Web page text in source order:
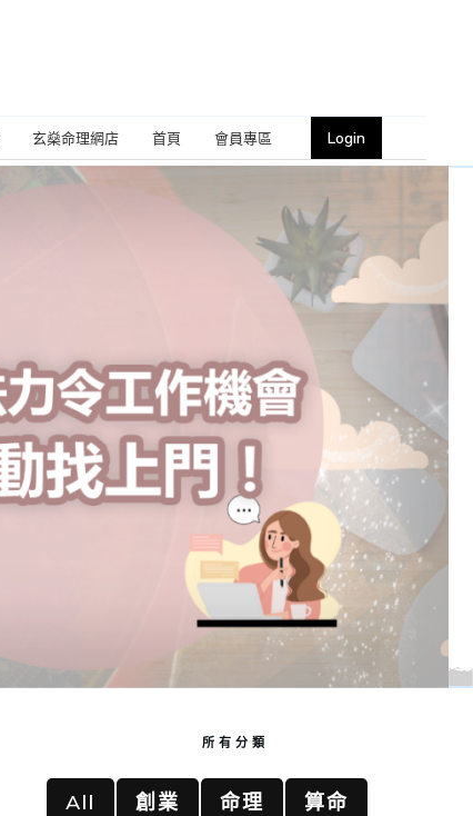
玄燊命理網店 首頁 會員專區 Login
所有分類
All 創業 命理
算命